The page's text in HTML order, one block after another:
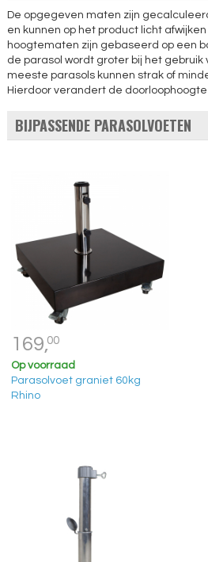
De opgegeven maten zijn
en kunnen op het product licht afwijken
hoogtematen zijn gebaseerd op een
de parasol wordt groter bij het gebruik
meeste parasols kunnen strak of
Hierdoor verandert de doorloophoogte
BIJPASSENDE PARASOLVOETEN
169,00
Op voorraad
Parasolvoet graniet 60kg
Rhino